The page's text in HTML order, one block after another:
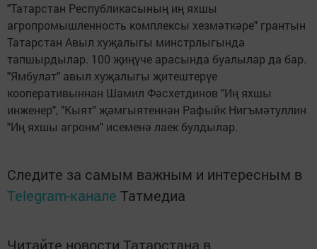
"Татарстан Республикасының иң яхшы
агропромышленность комплексы хезмәткәре" грантын
Татарстан Авыл хуҗалыгы минстрлыгында
тапшырдылар. 100 җиңүче арасында буалылар да бар.
"Ямбулат" авыл хуҗалыгы җитештерүе
кооперативыннан Шамил Фәсхетдинов "Иң яхшы
инженер", "Кыят" җәмгыятеннән Рафыйк Нигъмәтуллин
"Иң яхшы агронм" исеменә лаек булдылар.
Следите за самым важным и интересным в
Telegram-канале Татмедиа
Читайте новости Татарстана в